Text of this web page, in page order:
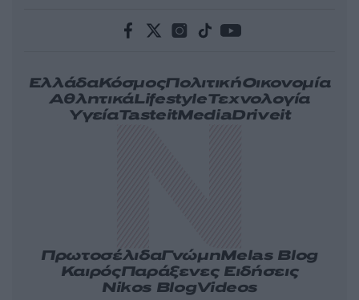
ΕλλάδαΚόσμοςΠολιτικήΟικονομία
ΑθλητικάLifestyleΤεχνολογία
ΥγείαTasteitMediaDriveit
ΠρωτοσέλιδαΓνώμηMelas Blog
ΚαιρόςΠαράξενες Ειδήσεις
Nikos BlogVideos